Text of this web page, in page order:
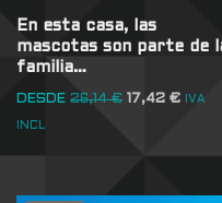
En esta casa, las
mascotas son parte de
familia…
DESDE 26,14€ 17,42 € IVA
INCL